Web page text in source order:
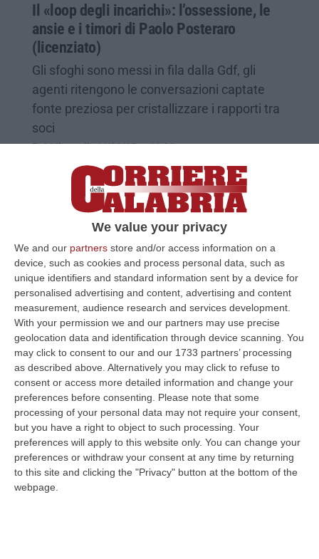
We value your privacy
We and our partners store and/or access information on a
device, such as cookies and process personal data, such as
unique identifiers and standard information sent by a device for
personalised advertising and content, advertising and content
measurement, audience research and services development.
With your permission we and our partners may use precise
geolocation data and identification through device scanning. You
may click to consent to our and our 1733 partners’ processing
as described above. Alternatively you may click to refuse to
consent or access more detailed information and change your
preferences before consenting. Please note that some
processing of your personal data may not require your consent,
but you have a right to object to such processing. Your
preferences will apply to this website only. You can change your
preferences or withdraw your consent at any time by returning
to this site and clicking the "Privacy" button at the bottom of the
webpage.
Il «loop degli incarichi»: l’ossessione, le
ansie e i timori di Paolo Posteraro
(licenziato)
Gli sfoghi sono messi in fila dalla Gdf, gli
agenti ritengono le conversazioni captate
fonte preziosa per cristallizzare i rapporti tra
soci
Pubblicato il: 11/08/25 – 16:06
Inchiesta alla Cittadella, “Riesame bis”:
restituiti i due smartphone sequestrati ad
Ernesto Ferraro
Accolto il ricorso dell’avvocato Serravalle. I
giudici segnalano «l’applicazione
dell’operatività del divieto di bis in idem tra
procedimenti»
Pubblicato il: 10/08/25 – 10:30